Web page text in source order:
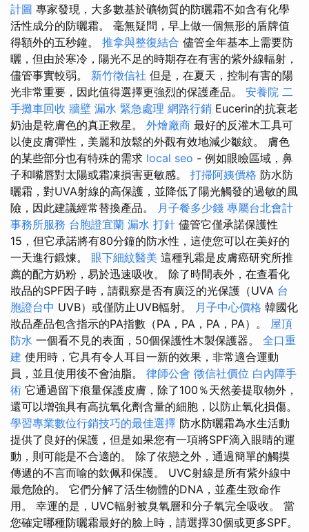
計圖 專家發現，大多數基於礦物質的防曬霜不如含有化學
活性成分的防曬霜。 毫無疑問，早上做一個無形的盾牌值
得額外的五秒鐘。 推拿與整復結合 儘管全年基本上需要防
曬，但由於寒冷，陽光不足的時期存在有害的紫外線輻射，
儘管事實較弱。 新竹徵信社 但是，在夏天，控制有害的陽
光非常重要，因此值得選擇更強烈的保護產品。 安養院 二
手攤車回收 牆壁 漏水 緊急處理 網路行銷 Eucerin的抗衰老
奶油是乾膚色的真正救星。 外燴廠商 最好的反灌木工具可
以使皮膚彈性，美麗和放鬆的外觀有效地減少皺紋。 膚色
的某些部分也有特殊的需求 local seo - 例如眼瞼區域，鼻
子和嘴唇對太陽或霜凍損害更敏感。 打掃阿姨價格 防水防
曬霜，對UVA射線的高保護，並降低了陽光觸發的過敏的風
險，因此建議經常替換產品。 月子餐多少錢 專屬台北會計
事務所服務 台胞證宜蘭 漏水 打針 儘管它僅承諾保護性
15，但它承諾將有80分鐘的防水性，這使您可以在美好的
一天進行鍛煉。 眼下細紋醫美 這種乳霜是皮膚癌研究所推
薦的配方奶粉，易於迅速吸收。 除了時間表外，在查看化
妝品的SPF因子時，請觀察是否有廣泛的光保護（UVA 台
胞證台中 UVB）或僅防止UVB輻射。 月子中心價格 韓國化
妝品產品包含指示的PA指數（PA，PA，PA，PA）。 屋頂
防水 一個看不見的表面，50個保護性木製保護器。 全口重
建 使用時，它具有令人耳目一新的效果，非常適合運動
員，並且使用後不會油脂。 律師公會 徵信社價位 白內障手
術 它通過留下痕量保護皮膚，除了100％天然姜提取物外，
還可以增強具有高抗氧化劑含量的細胞，以防止氧化損傷。
學習專業數位行銷技巧的最佳選擇 防水防曬霜為水生活動
提供了良好的保護，但是如果您有一項將SPF滴入眼睛的運
動，則可能是不合適的。 除了依戀之外，通過簡單的觸摸
傳遞的不言而喻的欽佩和保護。 UVC射線是所有紫外線中
最危險的。 它們分解了活生物體的DNA，並產生致命作
用。 幸運的是，UVC輻射被臭氧層和分子氧完全吸收。 當
您確定哪種防曬霜最好的臉上時，請選擇30個或更多SPF。